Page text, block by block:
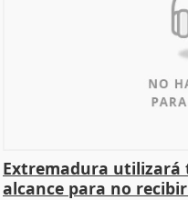
Extremadura utilizará
alcance para no